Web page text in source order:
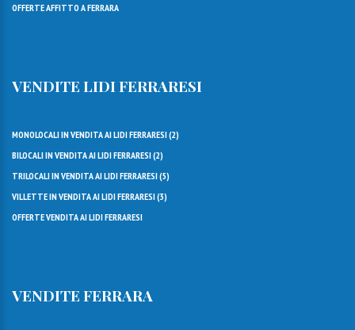
OFFERTE AFFITTO A FERRARA
VENDITE LIDI FERRARESI
MONOLOCALI IN VENDITA AI LIDI FERRARESI (2)
BILOCALI IN VENDITA AI LIDI FERRARESI (2)
TRILOCALI IN VENDITA AI LIDI FERRARESI (5)
VILLETTE IN VENDITA AI LIDI FERRARESI (3)
OFFERTE VENDITA AI LIDI FERRARESI
VENDITE FERRARA